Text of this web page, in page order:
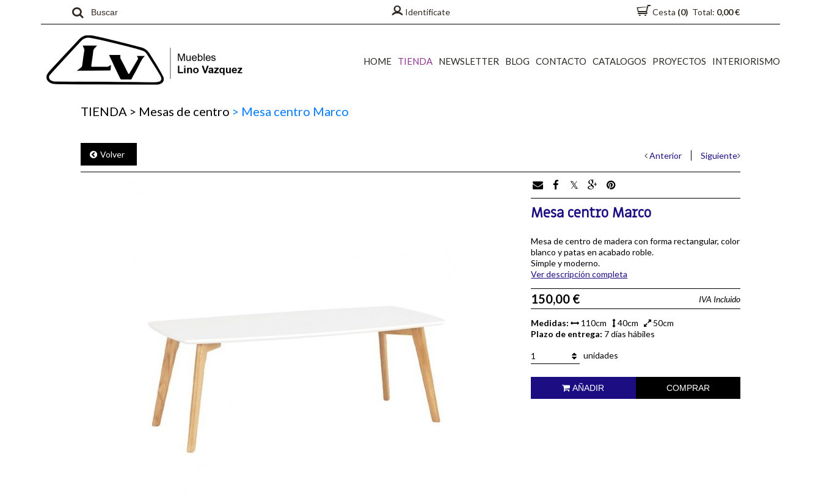
HOME TIENDA NEWSLETTER BLOG CONTACTO CATALOGOS PROYECTOS INTERIORISMO
Identifícate Cesta (0) Total: 0,00 €
TIENDA > Mesas de centro > Mesa centro Marco
Volver Anterior Siguiente
Mesa centro Marco
Mesa de centro de madera con forma rectangular, color
blanco y patas en acabado roble.
Simple y moderno.
Ver descripción completa
150,00 € IVA Incluido
Medidas: 110cm 40cm
50cm
Plazo de entrega: 7 días hábiles
1 unidades
AÑADIR COMPRAR